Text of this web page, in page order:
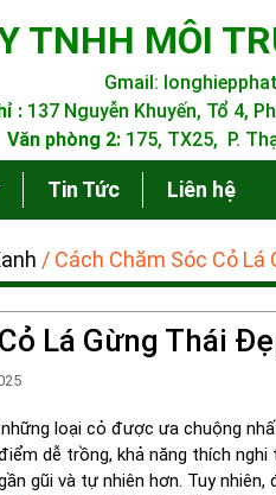
TNHH MÔI
Gmail:
: 137 Nguyễn Khuyến, Tổ 4,
Văn phòng 2: 175, TX25, P.
Tin Tức Liên hệ
/ Cách Chăm Sóc Cỏ
Lá Gừng Thái
loại cỏ được ưa chuộng
dễ trồng, khả năng thích
gũi và tự nhiên hơn. Tuy